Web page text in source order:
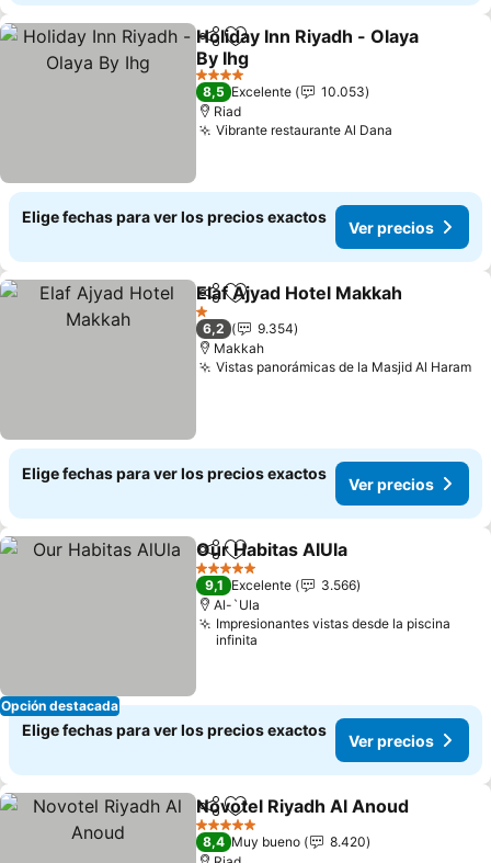
CompartirAgregar a favoritos
Holiday Inn Riyadh - Olaya
By Ihg
Ver precios
4 Estrellas
8,5 Excelente
10.053
Riad
Vibrante restaurante Al Dana
Elige fechas para ver los precios exactos
Ver precios
CompartirAgregar a favoritos
Elaf Ajyad Hotel Makkah
1 Estrellas
6,2
9.354
Makkah
Vistas panorámicas de la Masjid Al Haram
Elige fechas para ver los precios exactos
Ver precios
Opción destacada
CompartirAgregar a favoritos
Our Habitas AlUla
5 Estrellas
9,1 Excelente
3.566
Al-`Ula
Impresionantes vistas desde la piscina
infinita
Elige fechas para ver los precios exactos
Ver precios
CompartirAgregar a favoritos
Novotel Riyadh Al Anoud
5 Estrellas
8,4 Muy bueno
8.420